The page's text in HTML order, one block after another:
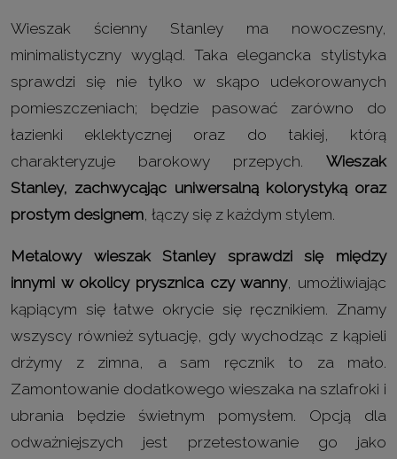
Wieszak ścienny Stanley ma nowoczesny,
minimalistyczny wygląd. Taka elegancka stylistyka
sprawdzi się nie tylko w skąpo udekorowanych
pomieszczeniach; będzie pasować zarówno do
łazienki eklektycznej oraz do takiej, którą
charakteryzuje barokowy przepych. Wieszak
Stanley, zachwycając uniwersalną kolorystyką oraz
prostym designem , łączy się z każdym stylem.
Metalowy wieszak Stanley sprawdzi się między
innymi w okolicy prysznica czy wanny, umożliwiając
kąpiącym się łatwe okrycie się ręcznikiem. Znamy
wszyscy również sytuację, gdy wychodząc z kąpieli
drżymy z zimna, a sam ręcznik to za mało.
Zamontowanie dodatkowego wieszaka na szlafroki i
ubrania będzie świetnym pomysłem. Opcją dla
odważniejszych jest przetestowanie go jako